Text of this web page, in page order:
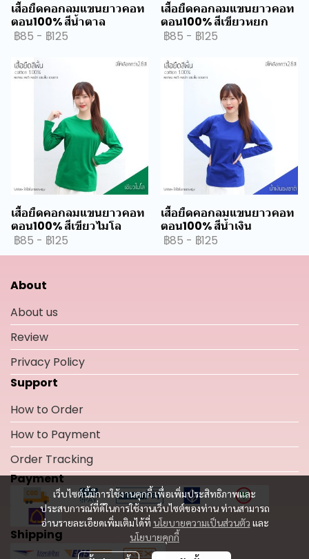
เสื้อยืดคอกลมแขนยาวคอท
ตอน100% สีน้ำตาล
฿85 - ฿125
เสื้อยืดคอกลมแขนยาวคอท
ตอน100% สีเขียวหยก
฿85 - ฿125
เสื้อยืดคอกลมแขนยาวคอท
ตอน100% สีเขียวไมโล
฿85 - ฿125
เสื้อยืดคอกลมแขนยาวคอท
ตอน100% สีน้ำเงิน
฿85 - ฿125
เว็บไซต์นี้มีการใช้งานคุกกี้ เพื่อเพิ่มประสิทธิภาพและ
ประสบการณ์ที่ดีในการใช้งานเว็บไซต์ของท่าน ท่านสามารถ
อ่านรายละเอียดเพิ่มเติมได้ที่ นโยบายความเป็นส่วนตัว และ
นโยบายคุกกี้
About
About us
Review
Privacy Policy
Support
How to Order
How to Payment
Order Tracking
Payment
Shipping